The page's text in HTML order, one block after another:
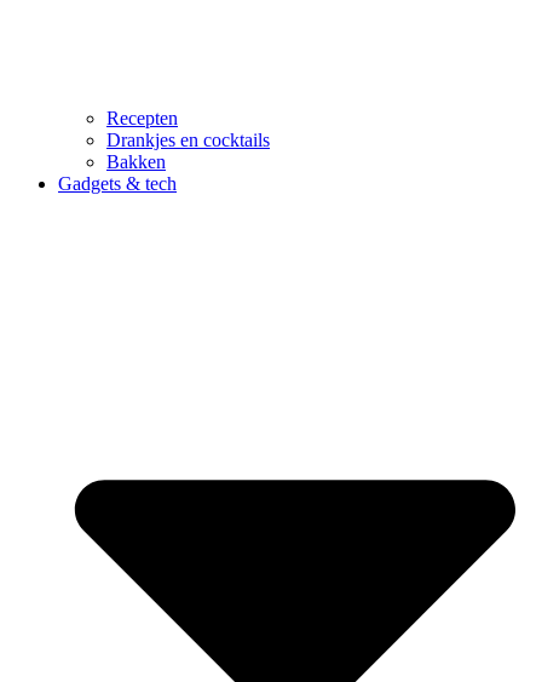
Recepten
Drankjes en cocktails
Bakken
Gadgets & tech